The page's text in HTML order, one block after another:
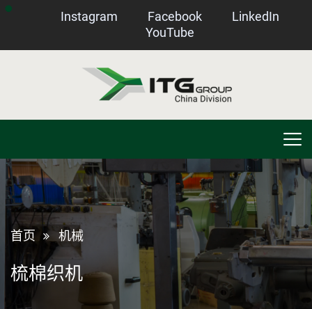
Instagram Facebook
LinkedIn
YouTube
首页 机械
梳棉织机